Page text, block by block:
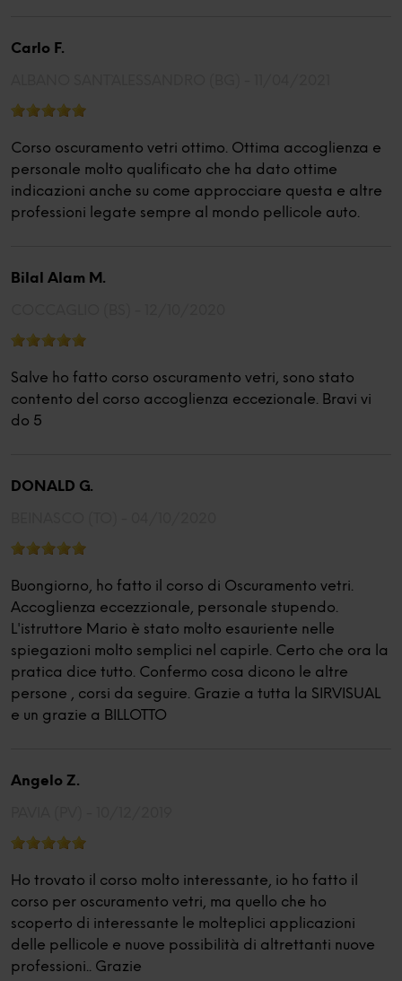
Carlo F.
Corso oscuramento vetri ottimo. Ottima accoglienza e
personale molto qualificato che ha dato ottime
indicazioni anche su come approcciare questa e altre
professioni legate sempre al mondo pellicole auto.
Bilal Alam M.
Salve ho fatto corso oscuramento vetri, sono stato
contento del corso accoglienza eccezionale. Bravi vi
do 5
DONALD G.
Buongiorno, ho fatto il corso di Oscuramento vetri.
Accoglienza eccezzionale, personale stupendo.
L'istruttore Mario è stato molto esauriente nelle
spiegazioni molto semplici nel capirle. Certo che ora la
pratica dice tutto. Confermo cosa dicono le altre
persone , corsi da seguire. Grazie a tutta la SIRVISUAL
e un grazie a BILLOTTO
Angelo Z.
Ho trovato il corso molto interessante, io ho fatto il
corso per oscuramento vetri, ma quello che ho
scoperto di interessante le molteplici applicazioni
delle pellicole e nuove possibilità di altrettanti nuove
professioni.. Grazie